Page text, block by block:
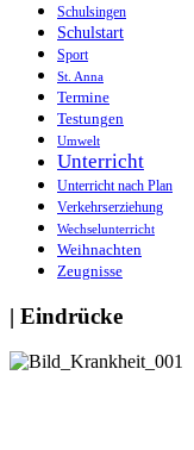
Schulsingen
Schulstart
Sport
St. Anna
Termine
Testungen
Umwelt
Unterricht
Unterricht nach Plan
Verkehrserziehung
Wechselunterricht
Weihnachten
Zeugnisse
| Eindrücke